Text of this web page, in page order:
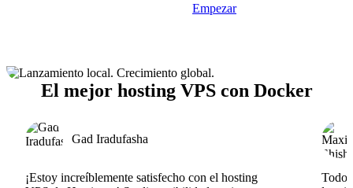
Empezar
El mejor hosting VPS con Docker
Gad Iradufasha
¡Estoy increíblemente satisfecho con el hosting
Todo